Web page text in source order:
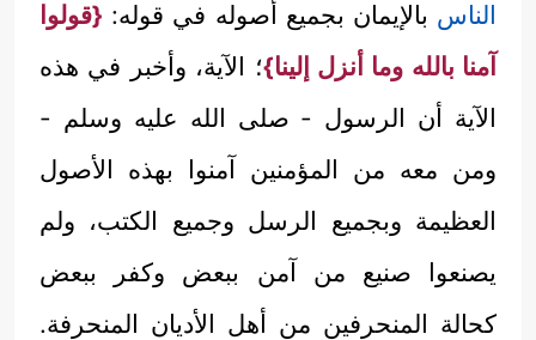
الناس بالإيمان بجميع أصوله في قوله: {قولوا
آمنا بالله وما أنزل إلينا}؛ الآية، وأخبر في هذه
الآية أن الرسول - صلى الله عليه وسلم -
ومن معه من المؤمنين آمنوا بهذه الأصول
العظيمة وبجميع الرسل وجميع الكتب، ولم
يصنعوا صنيع من آمن ببعض وكفر ببعض
كحالة المنحرفين من أهل الأديان المنحرفة.